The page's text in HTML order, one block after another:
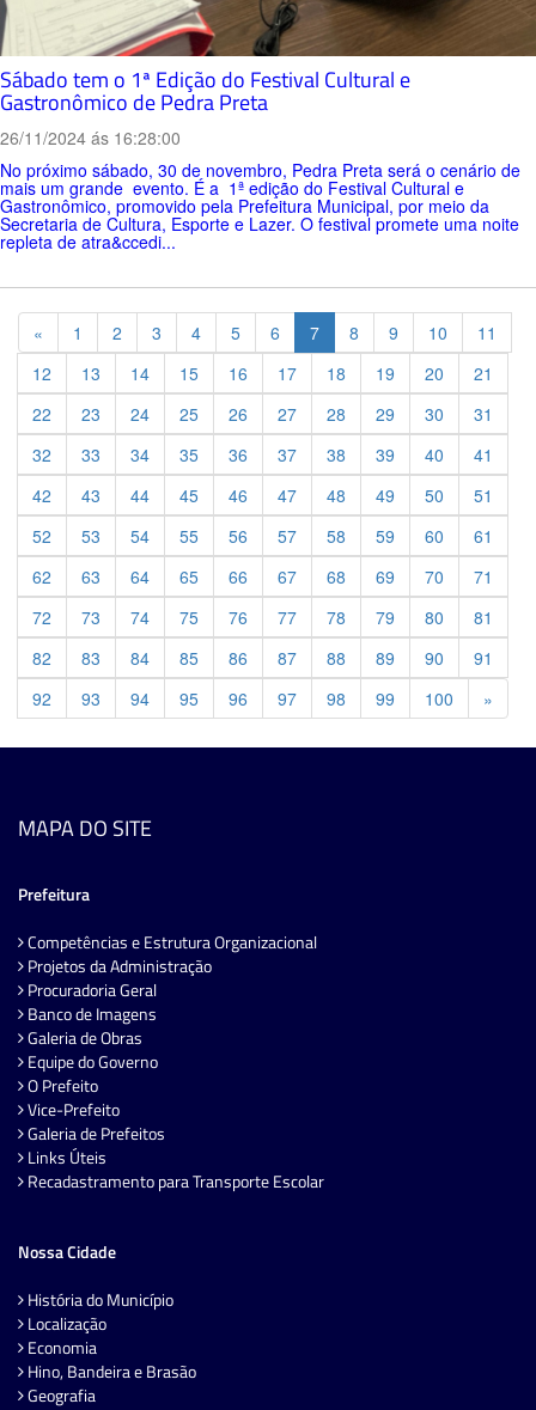
Sábado tem o 1ª Edição do Festival Cultural e
Gastronômico de Pedra Preta
26/11/2024 ás 16:28:00
No próximo sábado, 30 de novembro, Pedra Preta será o cenário de
mais um grande evento. É a 1ª edição do Festival Cultural e
Gastronômico, promovido pela Prefeitura Municipal, por meio da
Secretaria de Cultura, Esporte e Lazer. O festival promete uma noite
repleta de atra&ccedi...
« Previous
1 2 3 4 5 6 7 8 9 10
11
12
13 14 15 16 17 18 19 20
21
22
23 24 25 26 27 28 29 30
31
32
33 34 35 36 37 38 39 40
41
42
43 44 45 46 47 48 49 50
51
52
53 54 55 56 57 58 59 60
61
62
63 64 65 66 67 68 69 70
71
72
73 74 75 76 77 78 79 80
81
82
83 84 85 86 87 88 89 90
91
92
93 94 95 96 97 98 99 100 »
MAPA DO SITE
Prefeitura
Competências e Estrutura Organizacional
Projetos da Administração
Procuradoria Geral
Banco de Imagens
Galeria de Obras
Equipe do Governo
O Prefeito
Vice-Prefeito
Galeria de Prefeitos
Links Úteis
Recadastramento para Transporte Escolar
Nossa Cidade
História do Município
Localização
Economia
Hino, Bandeira e Brasão
Geografia